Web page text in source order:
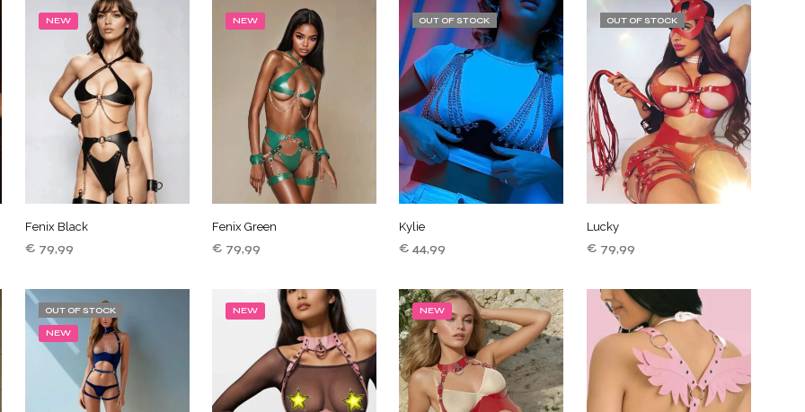
O
D
U
C
T
E
N
I
N
D
W
G
E
N
NEW
Fenix Black
€ 79,99
WINKELWAGEN
NEW
Fenix Green
€ 79,99
WINKELWAGEN
OUT OF STOCK
Kylie
€ 44,99
OUT OF STOCK
Lucky
€ 79,99
OUT OF STOCK
NEW
NEW NEW